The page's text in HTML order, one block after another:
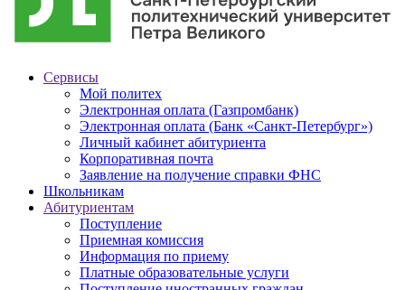
Сервисы
Мой политех
Электронная оплата (Газпромбанк)
Электронная оплата (Банк «Санкт-Петербург»)
Личный кабинет абитуриента
Корпоративная почта
Заявление на получение справки ФНС
Школьникам
Абитуриентам
Поступление
Приемная комиссия
Информация по приему
Платные образовательные услуги